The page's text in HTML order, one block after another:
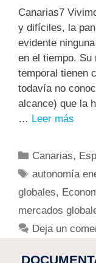
Canarias7
y difíciles, la
evidente
en el tiempo. Su
temporal tienen
todavía no
alcance) que la
… Leer más
Canarias,
autonomía
globales,
mercados
Deja un